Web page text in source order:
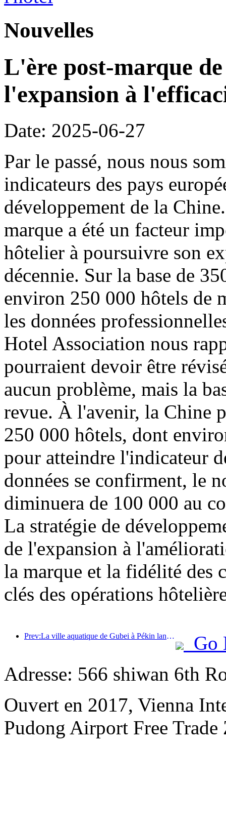
Nouvelles
L'ère post-marque
l'expansion à
Date: 2025-06-27
Par le passé, nous nous
indicateurs des pays
développement de la
marque a été un facteur
hôtelier à poursuivre son
décennie. Sur la base de
environ 250 000 hôtels de
les données
Hotel Association nous
pourraient devoir être
aucun problème, mais la
revue. À l'avenir, la Chine
250 000 hôtels, dont
pour atteindre l'indicateur
données se confirment, le
diminuera de 100 000 au
La stratégie de
de l'expansion à
la marque et la fidélité des
clés des opérations
Prev:La ville aquatique de Gubei à Pékin lance des réductions touristiques estivales
Go
Adresse: 566 shiwan 6th
Ouvert en 2017, Vienna
Pudong Airport Free Trade